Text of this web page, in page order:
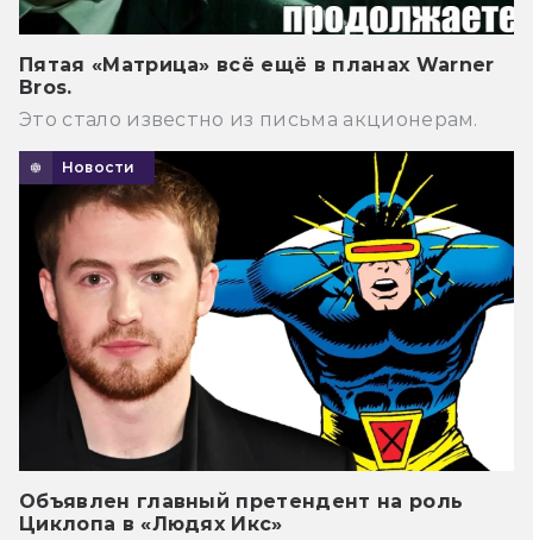
Пятая «Матрица» всё ещё в планах Warner
Bros.
Это стало известно из письма акционерам.
Новости
Объявлен главный претендент на роль
Циклопа в «Людях Икс»